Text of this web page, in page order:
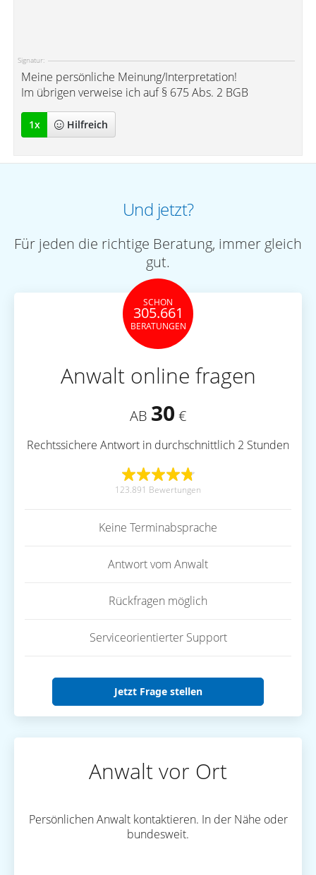
Signatur:
Meine persönliche Meinung/Interpretation!
Im übrigen verweise ich auf § 675 Abs. 2 BGB
1x Hilfreich
Und jetzt?
Für jeden die richtige Beratung, immer gleich
gut.
SCHON
305.661
BERATUNGEN
Anwalt online fragen
AB 30 €
Rechtssichere Antwort in durchschnittlich 2 Stunden
123.891 Bewertungen
Keine Terminabsprache
Antwort vom Anwalt
Rückfragen möglich
Serviceorientierter Support
Jetzt Frage stellen
Anwalt vor Ort
Persönlichen Anwalt kontaktieren. In der Nähe oder
bundesweit.